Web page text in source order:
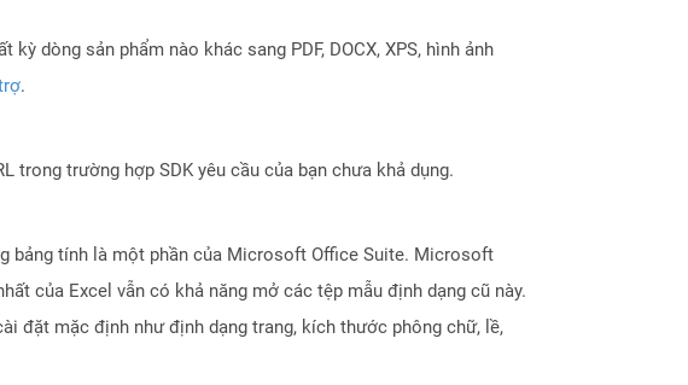
dòng sản phẩm nào khác sang PDF, DOCX, XPS, hình ảnh
.
trong trường hợp SDK yêu cầu của bạn chưa khả dụng.
bảng tính là một phần của Microsoft Office Suite. Microsoft
của Excel vẫn có khả năng mở các tệp mẫu định dạng cũ này.
đặt mặc định như định dạng trang, kích thước phông chữ, lề,